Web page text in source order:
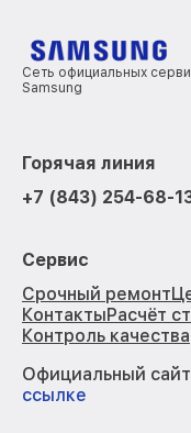
Сеть официальных
Samsung
Горячая линия
+7 (843) 254-68-
Сервис
Срочный ремонт
КонтактыРасчёт
Контроль качества
Официальный
ссылке